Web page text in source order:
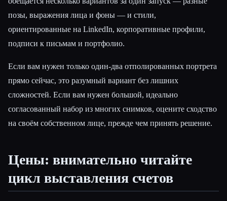
позы, выражения лица и фоны — и стили,
ориентированные на LinkedIn, корпоративные профили,
подписи к письмам и портфолио.
Если вам нужен только один-два отполированных портрета
прямо сейчас, это разумный вариант без лишних
сложностей. Если вам нужен большой, идеально
согласованный набор из многих снимков, оцените сходство
на своём собственном лице, прежде чем принять решение.
Цены: внимательно читайте
цикл выставления счетов